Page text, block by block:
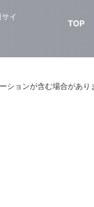
イ
TOP
ションが含む場合があり